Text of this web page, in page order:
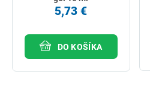
5,73 €
DO KOŠÍKA